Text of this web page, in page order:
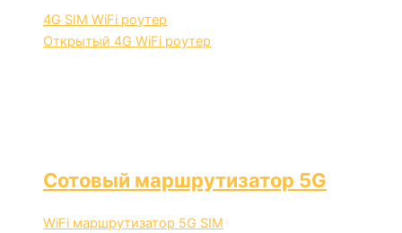
4G SIM WiFi роутер
Открытый 4G WiFi роутер
Сотовый маршрутизатор 5G
WiFi маршрутизатор 5G SIM